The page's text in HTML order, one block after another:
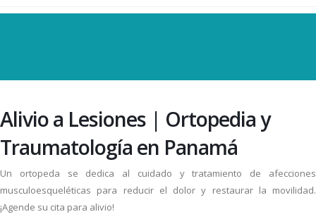
Alivio a Lesiones | Ortopedia y
Traumatología en Panamá
Un ortopeda se dedica al cuidado y tratamiento de afecciones
musculoesqueléticas para reducir el dolor y restaurar la movilidad.
¡Agende su cita para alivio!